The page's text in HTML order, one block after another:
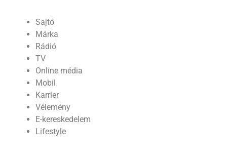
Sajtó
Márka
Rádió
TV
Online média
Mobil
Karrier
Vélemény
E-kereskedelem
Lifestyle